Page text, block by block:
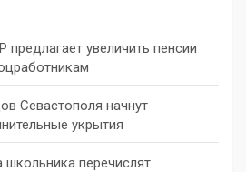
увеличить пенсии
Севастополя начнут
укрытия
перечислят